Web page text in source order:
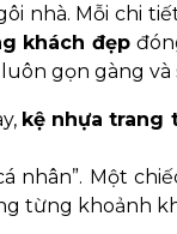
nhà. Mỗi chi
khách đẹp
gọn gàng và
kệ nhựa trang
nhân”. Một
từng khoảnh